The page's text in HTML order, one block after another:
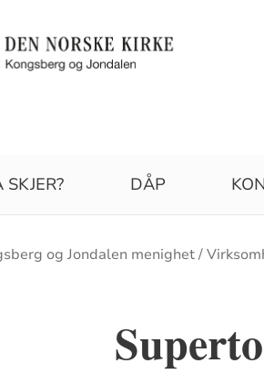
SKJER? DÅP
og Jondalen menighet